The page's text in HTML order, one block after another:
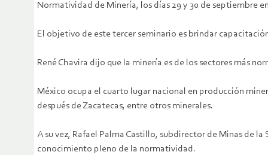
Normatividad de Minería, los días 29 y 30 de septiembre
El objetivo de este tercer seminario es brindar
René Chavira dijo que la minería es de los sectores más
México ocupa el cuarto lugar nacional en producción
después de Zacatecas, entre otros minerales.
A su vez, Rafael Palma Castillo, subdirector de Minas de
conocimiento pleno de la normatividad.